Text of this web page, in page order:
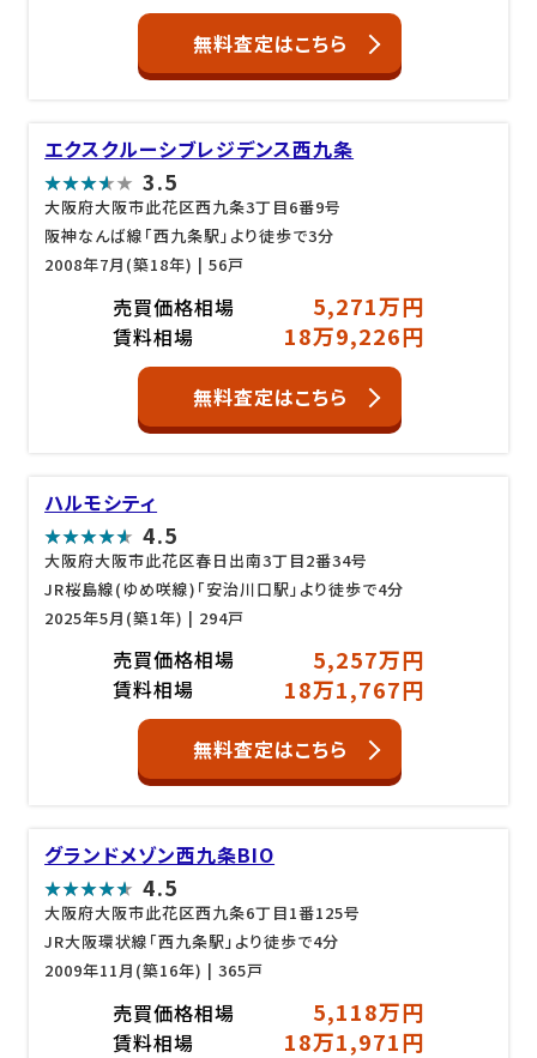
無料査定はこちら
エクスクルーシブレジデンス西九条
3.5
大阪府大阪市此花区西九条3丁目6番9号
阪神なんば線「西九条駅」より徒歩で3分
2008年7月(築18年) | 56戸
売買価格相場 5,271万円
賃料相場 18万9,226円
無料査定はこちら
ハルモシティ
4.5
大阪府大阪市此花区春日出南3丁目2番34号
JR桜島線(ゆめ咲線)「安治川口駅」より徒歩で4分
2025年5月(築1年) | 294戸
売買価格相場 5,257万円
賃料相場 18万1,767円
無料査定はこちら
グランドメゾン西九条BIO
4.5
大阪府大阪市此花区西九条6丁目1番125号
JR大阪環状線「西九条駅」より徒歩で4分
2009年11月(築16年) | 365戸
売買価格相場 5,118万円
賃料相場 18万1,971円